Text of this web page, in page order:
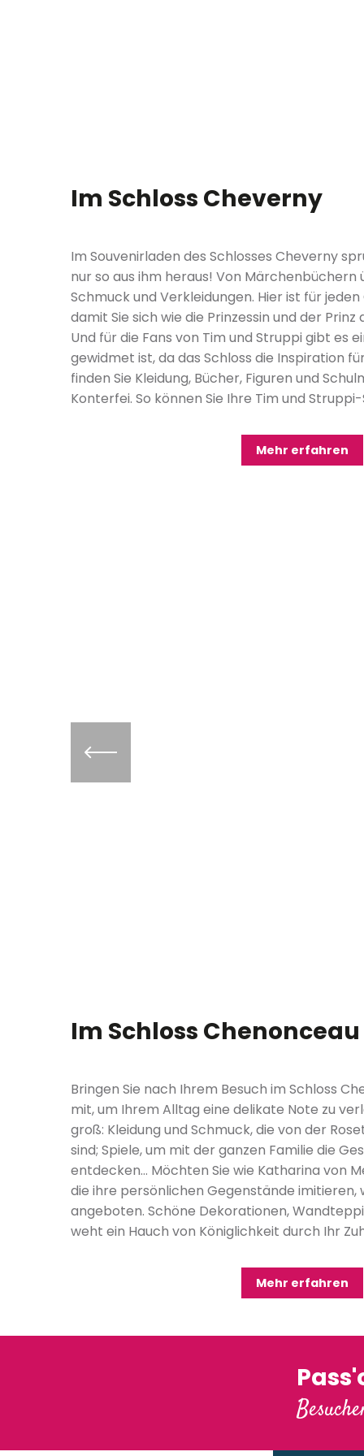
Im Schloss Cheverny
Im Souvenirladen des Schlosses Cheverny
nur so aus ihm heraus! Von Märchenbüchern
Schmuck und Verkleidungen. Hier ist für
damit Sie sich wie die Prinzessin und der
Und für die Fans von Tim und Struppi gibt es
gewidmet ist, da das Schloss die Inspiration
finden Sie Kleidung, Bücher, Figuren und
Konterfei. So können Sie Ihre Tim und
Mehr erfahren
Im Schloss Chenonceau
Bringen Sie nach Ihrem Besuch im Schloss
mit, um Ihrem Alltag eine delikate Note zu
groß: Kleidung und Schmuck, die von der
sind; Spiele, um mit der ganzen Familie die
entdecken… Möchten Sie wie Katharina von
die ihre persönlichen Gegenstände imitieren,
angeboten. Schöne Dekorationen,
weht ein Hauch von Königlichkeit durch Ihr
Mehr erfahren